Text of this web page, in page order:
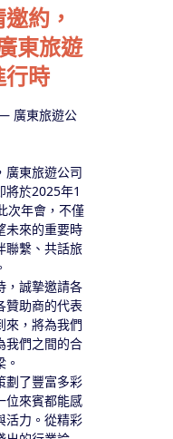
約，
東旅遊
行時
廣東旅遊公
廣東旅遊公司
將於2025年1
次年會，不僅
未來的重要時
聯繫、共話旅
，誠摯邀請各
贊助商的代表
來，將為我們
我們之間的合
劃了豐富多彩
位來賓都能感
活力。從精彩